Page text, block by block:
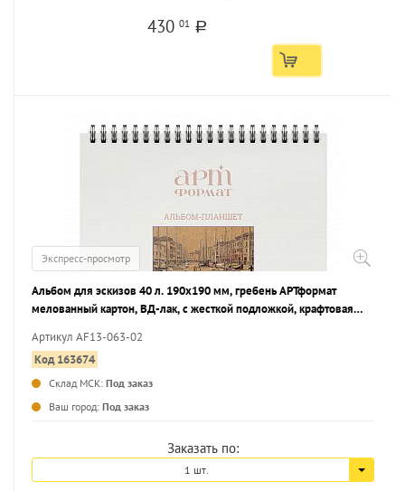
43001 a
Экспресс-просмотр
Альбом для эскизов 40 л. 190х190 мм, гребень АРТформат
мелованный картон, ВД-лак, с жесткой подложкой, крафтовая
Артикул AF13-063-02
Код 163674
Склад МСК: Под заказ
Ваш город: Под заказ
Заказать по:
1 шт.